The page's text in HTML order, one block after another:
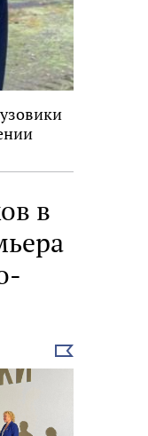
в
Выбрать
новость